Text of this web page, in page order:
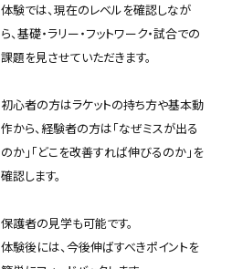
体験では、現在のレベルを確認しなが
ら、基礎・ラリー・フットワーク・試合での
課題を見させていただきます。
初心者の方はラケットの持ち方や基本動
作から、経験者の方は「なぜミスが出る
のか」「どこを改善すれば伸びるのか」を
確認します。
保護者の見学も可能です。
体験後には、今後伸ばすべきポイントを